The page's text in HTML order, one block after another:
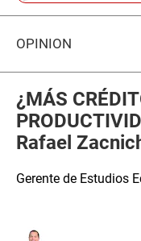
OPINIÓN
¿MÁS
Rafael
Gerente de Estudios